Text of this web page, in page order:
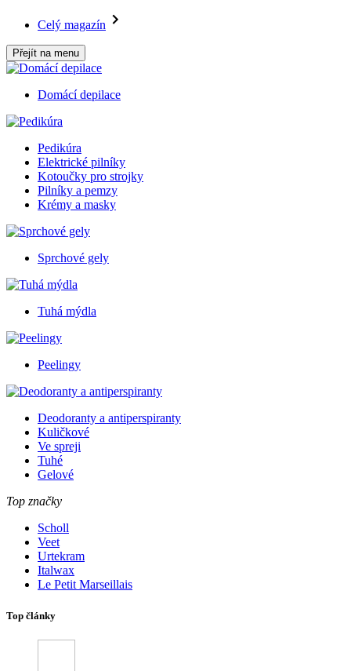
Celý magazín
Přejít na menu
Domácí depilace
Pedikúra
Elektrické pilníky
Kotoučky pro strojky
Pilníky a pemzy
Krémy a masky
Sprchové gely
Tuhá mýdla
Peelingy
Deodoranty a antiperspiranty
Kuličkové
Ve spreji
Tuhé
Gelové
Top značky
Scholl
Veet
Urtekram
Italwax
Le Petit Marseillais
Top články